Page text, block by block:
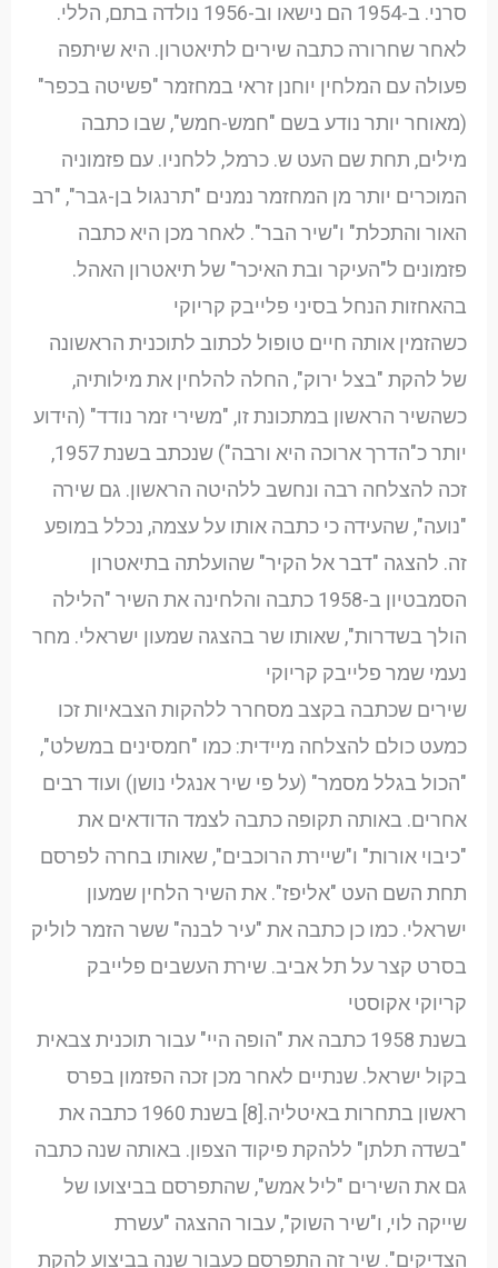
סרני. ב-1954 הם נישאו וב-1956 נולדה בתם, הללי.
לאחר שחרורה כתבה שירים לתיאטרון. היא שיתפה
פעולה עם המלחין יוחנן זראי במחזמר "פשיטה בכפר"
(מאוחר יותר נודע בשם "חמש-חמש", שבו כתבה
מילים, תחת שם העט ש. כרמל, ללחניו. עם פזמוניה
המוכרים יותר מן המחזמר נמנים "תרנגול בן-גבר", "רב
האור והתכלת" ו"שיר הבר". לאחר מכן היא כתבה
פזמונים ל"העיקר ובת האיכר" של תיאטרון האהל.
בהאחזות הנחל בסיני פלייבק קריוקי
כשהזמין אותה חיים טופול לכתוב לתוכנית הראשונה
של להקת "בצל ירוק", החלה להלחין את מילותיה,
כשהשיר הראשון במתכונת זו, "משירי זמר נודד" (הידוע
יותר כ"הדרך ארוכה היא ורבה") שנכתב בשנת 1957,
זכה להצלחה רבה ונחשב ללהיטה הראשון. גם שירה
"נועה", שהעידה כי כתבה אותו על עצמה, נכלל במופע
זה. להצגה "דבר אל הקיר" שהועלתה בתיאטרון
הסמבטיון ב-1958 כתבה והלחינה את השיר "הלילה
הולך בשדרות", שאותו שר בהצגה שמעון ישראלי. מחר
נעמי שמר פלייבק קריוקי
שירים שכתבה בקצב מסחרר ללהקות הצבאיות זכו
כמעט כולם להצלחה מיידית: כמו "חמסינים במשלט",
"הכול בגלל מסמר" (על פי שיר אנגלי נושן) ועוד רבים
אחרים. באותה תקופה כתבה לצמד הדודאים את
"כיבוי אורות" ו"שיירת הרוכבים", שאותו בחרה לפרסם
תחת השם העט "אליפז". את השיר הלחין שמעון
ישראלי. כמו כן כתבה את "עיר לבנה" ששר הזמר לוליק
בסרט קצר על תל אביב. שירת העשבים פלייבק
קריוקי אקוסטי
בשנת 1958 כתבה את "הופה היי" עבור תוכנית צבאית
בקול ישראל. שנתיים לאחר מכן זכה הפזמון בפרס
ראשון בתחרות באיטליה.[8] בשנת 1960 כתבה את
"בשדה תלתן" ללהקת פיקוד הצפון. באותה שנה כתבה
גם את השירים "ליל אמש", שהתפרסם בביצועו של
שייקה לוי, ו"שיר השוק", עבור ההצגה "עשרת
הצדיקים". שיר זה התפרסם כעבור שנה בביצוע להקת